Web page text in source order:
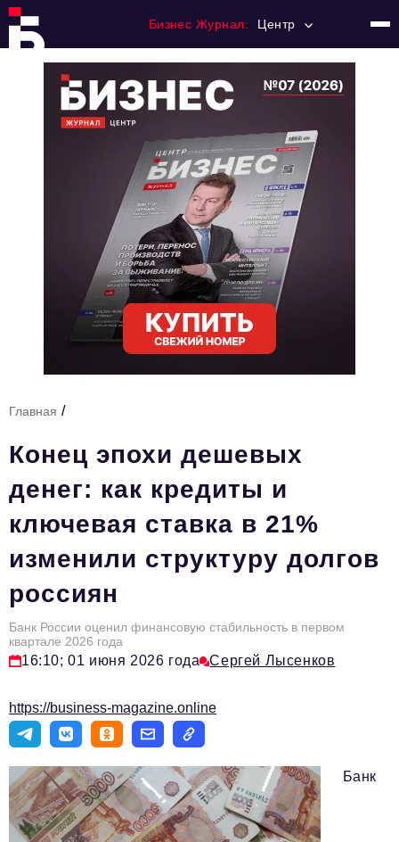
Бизнес Журнал: Центр
Регулирование
Премия "Тульский Бизнес"
История тульского предпринимательства
Тема номера
HR
Персона номера
Инфраструктура развития
Технологии и тренды
Туризм
Импортозамещение
Авторские материалы
Телефон редакции:+7 495 727-01-67
Электронные почты редакции:
Главная /
Конец эпохи дешевых
денег: как кредиты и
ключевая ставка в 21%
изменили структуру долгов
россиян
Банк России оценил финансовую стабильность в первом
квартале 2026 года
16:10; 01 июня 2026 года Сергей Лысенков
https://business-magazine.online
Банк